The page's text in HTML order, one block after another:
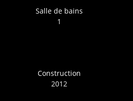
Salle de bains
1
Construction
2012